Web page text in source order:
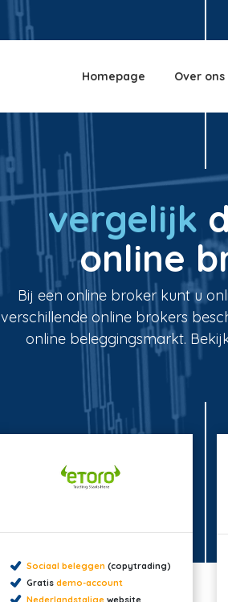
Homepage Over ons
vergelijk
online
Bij een online broker kunt u
verschillende online brokers
online beleggingsmarkt.
Sociaal beleggen (copytrading)
Gratis demo-account
Nederlandstaligewebsite